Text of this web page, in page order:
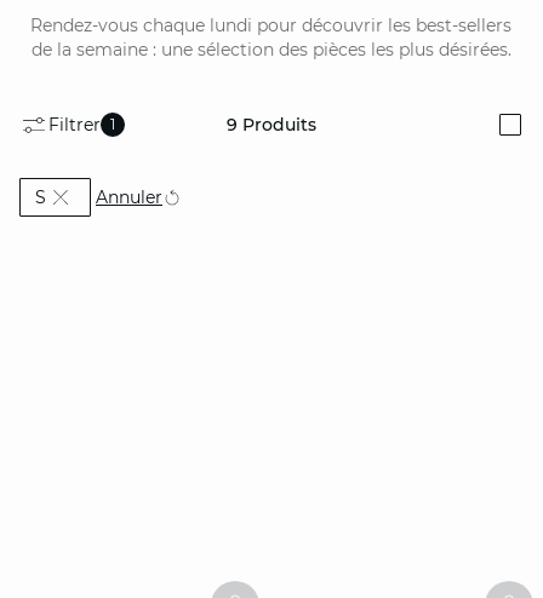
Rendez-vous chaque lundi pour découvrir les best-sellers
de la semaine : une sélection des pièces les plus désirées.
Filtrer 1 9 Produits
S Actuellement affiné par Taille: S
Annuler